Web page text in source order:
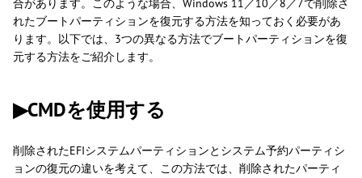
合があります。このような場合、Windows 11／10／8／7で削除さ
れたブートパーティションを復元する方法を知っておく必要があ
ります。以下では、3つの異なる方法でブートパーティションを復
元する方法をご紹介します。
▶CMDを使用する
削除されたEFIシステムパーティションとシステム予約パーティシ
ョンの復元の違いを考えて、この方法では、削除されたパーティ